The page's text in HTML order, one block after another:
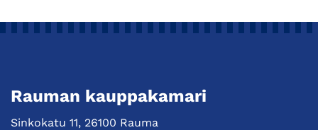
Rauman kauppakamari
Sinkokatu 11, 26100 Rauma